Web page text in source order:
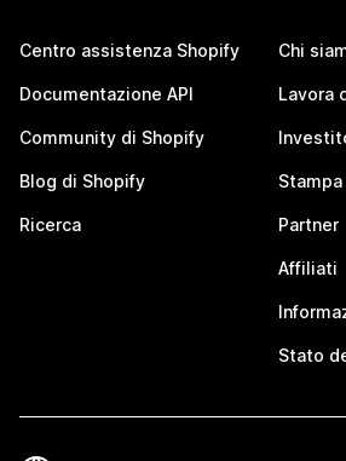
Centro assistenza Shopify
Documentazione API
Community di Shopify
Blog di Shopify
Ricerca
Chi
Lavora
Partner
Affiliati
Stato